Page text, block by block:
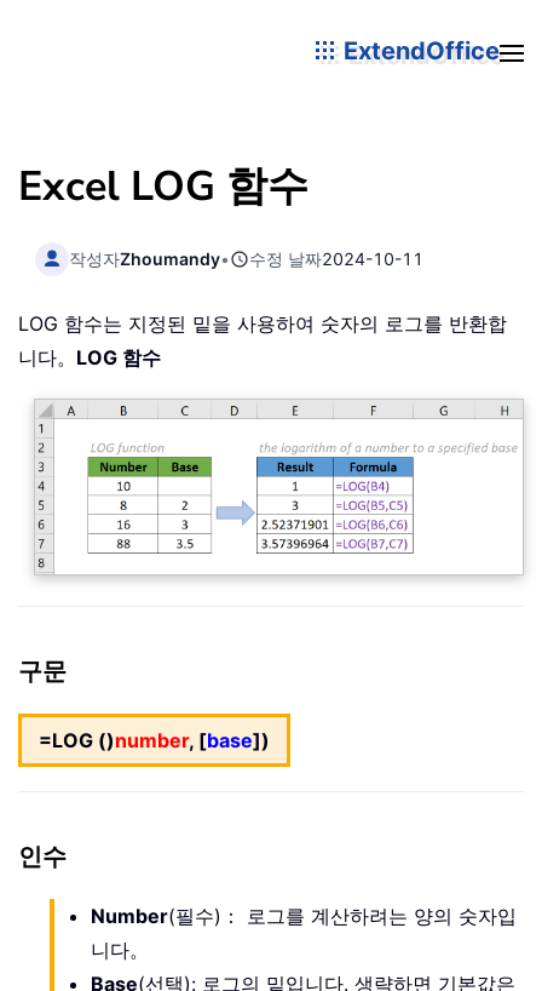
ExtendOffice
Excel LOG 함수
작성자Zhoumandy• 수정 날짜2024-10-11
LOG 함수는 지정된 밑을 사용하여 숫자의 로그를 반환합
니다。 LOG 함수
구문
=LOG ()number, [base])
인수
Number(필수)： 로그를 계산하려는 양의 숫자입
니다。
Base(선택): 로그의 밑입니다. 생략하면 기본값은